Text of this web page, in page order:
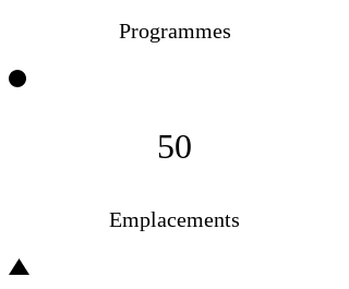
Programmes
50
Emplacements